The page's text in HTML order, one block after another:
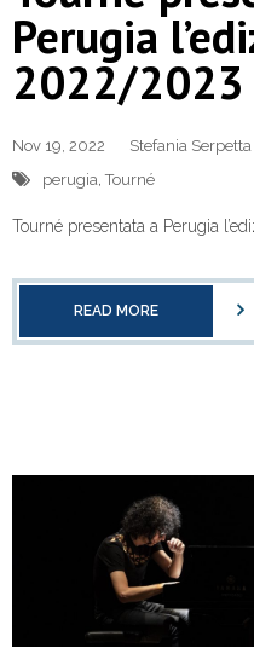
Perugia
2022/2023
Nov 19, 2022 Stefania Serpetta
perugia ,Tourné
Tourné presentata a Perugia
READ MORE